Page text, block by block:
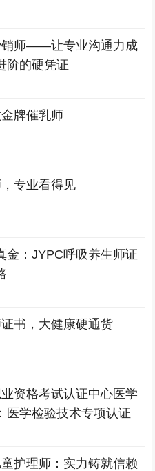
销师——让专业沟通力成
阶的硬凭证
牌催乳师
专业看得见
金：JYPC呼吸养生师证
书，大健康硬通货
资格考试认证中心医学
医学检验技术专项认证
护理师：实力铸就信赖